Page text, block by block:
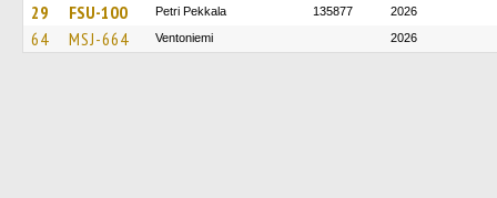
29 FSU-100 Petri Pekkala 135877 2026
64 MSJ-664 Ventoniemi 2026